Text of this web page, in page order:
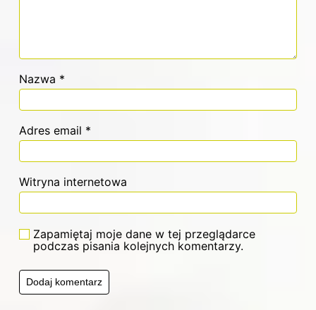
Nazwa *
Adres email *
Witryna internetowa
Zapamiętaj moje dane w tej przeglądarce
podczas pisania kolejnych komentarzy.